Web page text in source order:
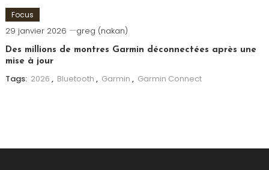
Focus
29 janvier 2026 greg (nakan)
Des millions de montres Garmin déconnectées après une
mise à jour
Tags: 2026 , Bluetooth , Garmin , Garmin Connect